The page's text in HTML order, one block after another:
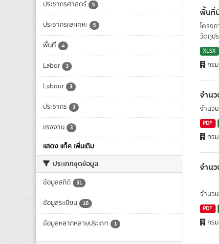
ประชากรศาสตร์ 5
ประชากรและเคหะ 5
พื้นที่ 4
Labor 3
Labour 3
ประชากร 3
แรงงาน 3
แสดง แท็ค เพิ่มเติม
ประเภทชุดข้อมูล
ข้อมูลสถิติ 31
ข้อมูลระเบียน 16
ข้อมูลหลากหลายประเภท 1
พื้นที่
โครง
วัตถุป
XLSX
กรม
จำน
จำนว
PDF
กรม
จำน
จำนว
PDF
กรม